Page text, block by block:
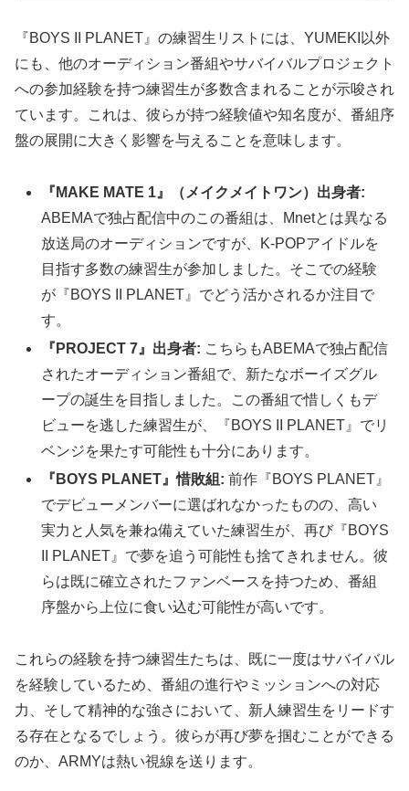
『BOYS II PLANET』の練習生リストには、YUMEKI以外
にも、他のオーディション番組やサバイバルプロジェクト
への参加経験を持つ練習生が多数含まれることが示唆され
ています。これは、彼らが持つ経験値や知名度が、番組序
盤の展開に大きく影響を与えることを意味します。
『MAKE MATE 1』（メイクメイトワン）出身者:
ABEMAで独占配信中のこの番組は、Mnetとは異なる
放送局のオーディションですが、K-POPアイドルを
目指す多数の練習生が参加しました。そこでの経験
が『BOYS II PLANET』でどう活かされるか注目で
す。
『PROJECT 7』出身者: こちらもABEMAで独占配信
されたオーディション番組で、新たなボーイズグル
ープの誕生を目指しました。この番組で惜しくもデ
ビューを逃した練習生が、『BOYS II PLANET』でリ
ベンジを果たす可能性も十分にあります。
『BOYS PLANET』惜敗組: 前作『BOYS PLANET』
でデビューメンバーに選ばれなかったものの、高い
実力と人気を兼ね備えていた練習生が、再び『BOYS
II PLANET』で夢を追う可能性も捨てきれません。彼
らは既に確立されたファンベースを持つため、番組
序盤から上位に食い込む可能性が高いです。
これらの経験を持つ練習生たちは、既に一度はサバイバル
を経験しているため、番組の進行やミッションへの対応
力、そして精神的な強さにおいて、新人練習生をリードす
る存在となるでしょう。彼らが再び夢を掴むことができる
のか、ARMYは熱い視線を送ります。